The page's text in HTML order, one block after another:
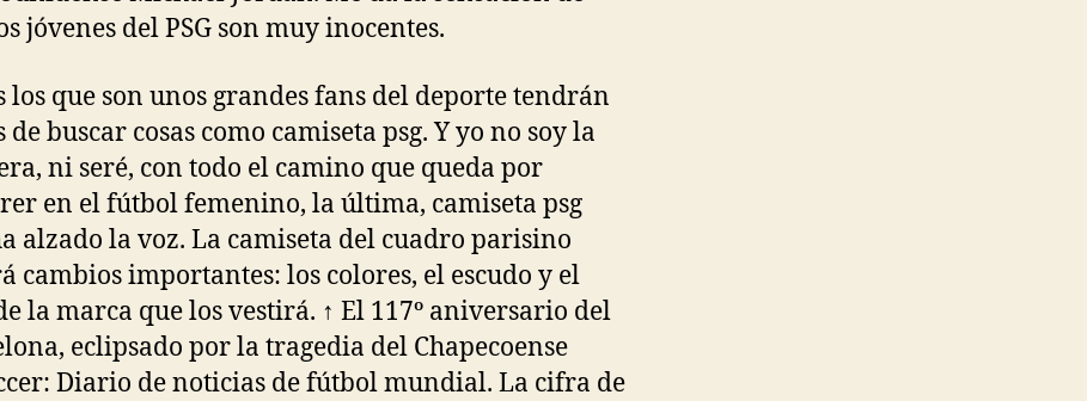
jóvenes del PSG son muy inocentes.
los que son unos grandes fans del deporte tendrán
de buscar cosas como camiseta psg. Y yo no soy la
ni seré, con todo el camino que queda por
en el fútbol femenino, la última, camiseta psg
alzado la voz. La camiseta del cuadro parisino
cambios importantes: los colores, el escudo y el
la marca que los vestirá. ↑ El 117º aniversario del
eclipsado por la tragedia del Chapecoense
Diario de noticias de fútbol mundial. La cifra de